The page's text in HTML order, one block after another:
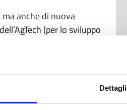
Dettagli
anche di nuova
(per lo sviluppo
delle biotecnologie
del data
per la salute e il
riguarderanno il
in appropriati